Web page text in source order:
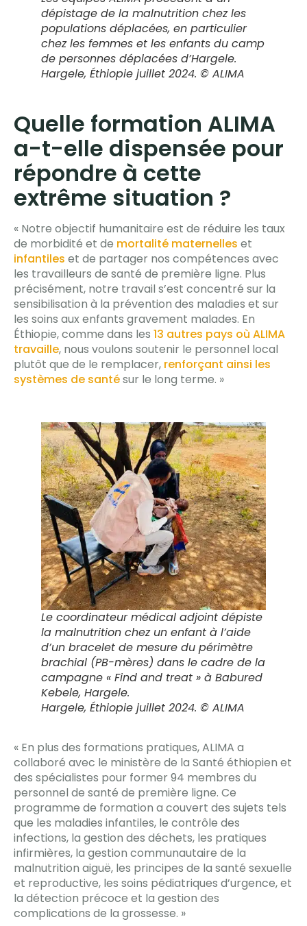
dépistage de la malnutrition chez les
populations déplacées, en particulier
chez les femmes et les enfants du camp
de personnes déplacées d’Hargele.
Hargele, Éthiopie juillet 2024. © ALIMA
Quelle formation ALIMA
a-t-elle dispensée pour
répondre à cette
extrême situation ?
« Notre objectif humanitaire est de réduire les taux
de morbidité et de mortalité maternelles et
infantiles et de partager nos compétences avec
les travailleurs de santé de première ligne. Plus
précisément, notre travail s’est concentré sur la
sensibilisation à la prévention des maladies et sur
les soins aux enfants gravement malades. En
Éthiopie, comme dans les 13 autres pays où ALIMA
travaille, nous voulons soutenir le personnel local
plutôt que de le remplacer, renforçant ainsi les
systèmes de santésur le long terme. »
Le coordinateur médical adjoint dépiste
la malnutrition chez un enfant à l’aide
d’un bracelet de mesure du périmètre
brachial (PB-mères) dans le cadre de la
campagne « Find and treat » à Babured
Kebele, Hargele.
Hargele, Éthiopie juillet 2024. © ALIMA
« En plus des formations pratiques, ALIMA a
collaboré avec le ministère de la Santé éthiopien et
des spécialistes pour former 94 membres du
personnel de santé de première ligne. Ce
programme de formation a couvert des sujets tels
que les maladies infantiles, le contrôle des
infections, la gestion des déchets, les pratiques
infirmières, la gestion communautaire de la
malnutrition aiguë, les principes de la santé sexuelle
et reproductive, les soins pédiatriques d’urgence, et
la détection précoce et la gestion des
complications de la grossesse. »